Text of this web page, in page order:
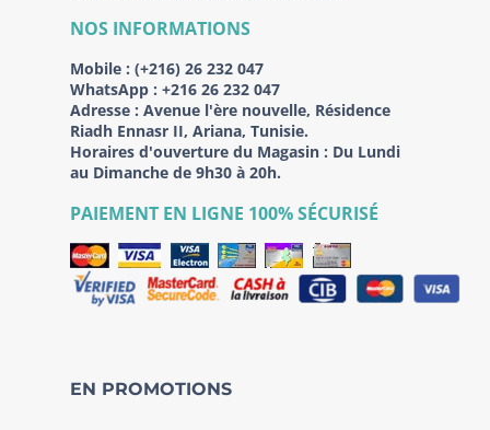
NOS INFORMATIONS
Mobile : (+216) 26 232 047
WhatsApp : +216 26 232 047
Adresse : Avenue l'ère nouvelle, Résidence
Riadh Ennasr II, Ariana, Tunisie.
Horaires d'ouverture du Magasin : Du Lundi
au Dimanche de 9h30 à 20h.
PAIEMENT EN LIGNE 100% SÉCURISÉ
EN PROMOTIONS